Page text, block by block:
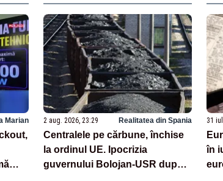
Marian 2 aug. 2026, 23:29 Realitatea din Spania
Centralele pe cărbune, închise
la ordinul UE. Ipocrizia
guvernului Bolojan-USR după
31
în